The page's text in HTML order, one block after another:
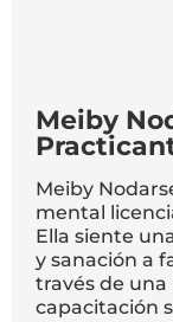
Meiby
Meiby
mental
Ella siente
y sanación a
través de una
capacitación